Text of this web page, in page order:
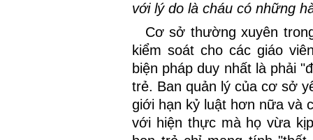
với lý do là cháu có những
Cơ sở thường xuyên
kiểm soát cho các giáo
biện pháp duy nhất là phải
trẻ. Ban quản lý của cơ sở
giới hạn kỷ luật hơn nữa và
với hiện thực mà họ vừa